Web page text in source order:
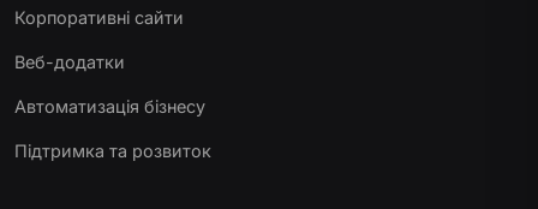
Корпоративні сайти
Веб-додатки
Автоматизація бізнесу
Підтримка та розвиток